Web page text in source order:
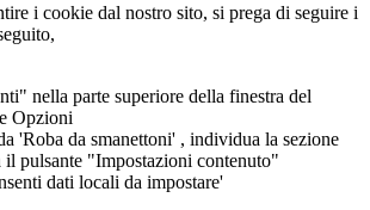
i cookie dal nostro sito, si prega di seguire i
nella parte superiore della finestra del
Opzioni
'Roba da smanettoni' , individua la sezione
il pulsante "Impostazioni contenuto"
dati locali da impostare'